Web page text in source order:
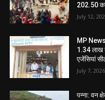
202.50
July 12,
MP
1.34 लाख
एजेंसियां
July 7, 2026
पन्ना: वन